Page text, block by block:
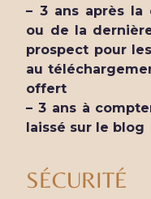
– 3 ans après
ou de la
prospect pour
au
offert
– 3 ans à
laissé sur le blog
SÉCURITÉ